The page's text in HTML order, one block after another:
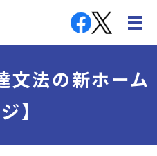
文法の新ホーム
】